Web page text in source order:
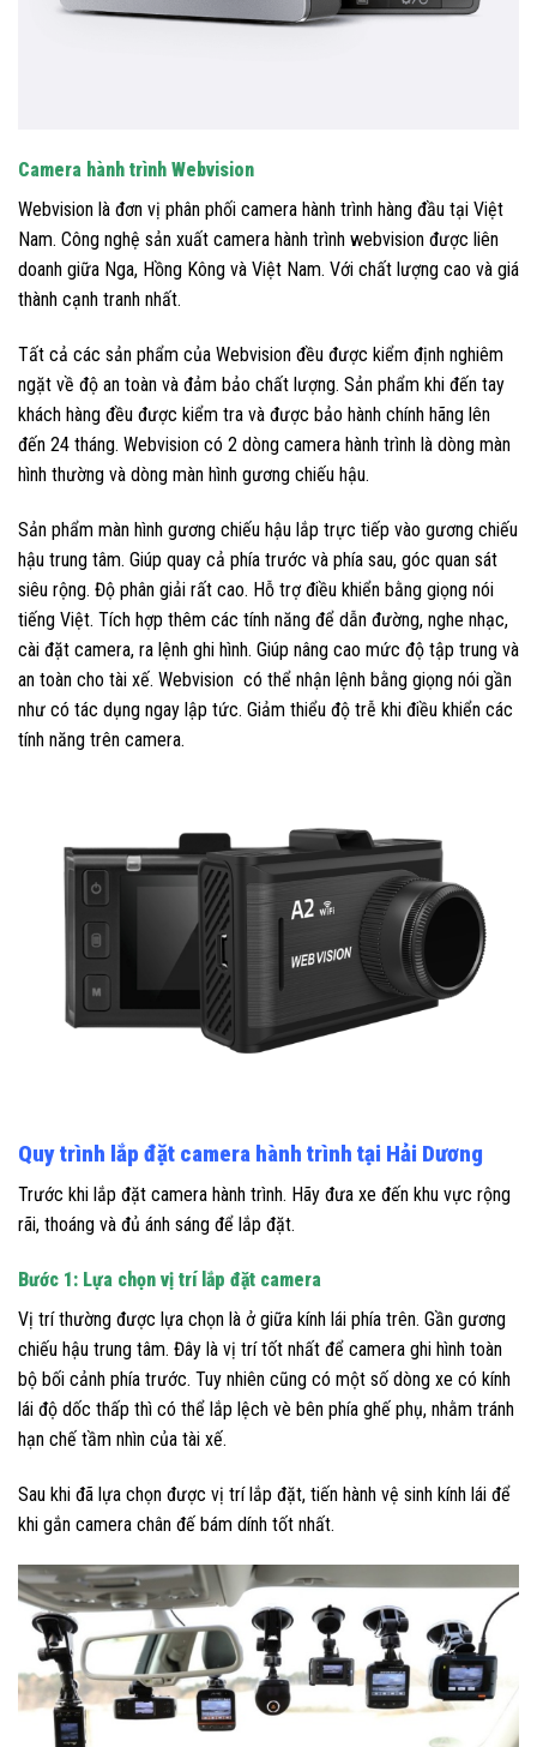
Camera hành trình Webvision
Webvision là đơn vị phân phối camera hành trình hàng đầu tại Việt
Nam. Công nghệ sản xuất camera hành trình webvision được liên
doanh giữa Nga, Hồng Kông và Việt Nam. Với chất lượng cao và giá
thành cạnh tranh nhất.
Tất cả các sản phẩm của Webvision đều được kiểm định nghiêm
ngặt về độ an toàn và đảm bảo chất lượng. Sản phẩm khi đến tay
khách hàng đều được kiểm tra và được bảo hành chính hãng lên
đến 24 tháng. Webvision có 2 dòng camera hành trình là dòng màn
hình thường và dòng màn hình gương chiếu hậu.
Sản phẩm màn hình gương chiếu hậu lắp trực tiếp vào gương chiếu
hậu trung tâm. Giúp quay cả phía trước và phía sau, góc quan sát
siêu rộng. Độ phân giải rất cao. Hỗ trợ điều khiển bằng giọng nói
tiếng Việt. Tích hợp thêm các tính năng để dẫn đường, nghe nhạc,
cài đặt camera, ra lệnh ghi hình. Giúp nâng cao mức độ tập trung và
an toàn cho tài xế. Webvision có thể nhận lệnh bằng giọng nói gần
như có tác dụng ngay lập tức. Giảm thiểu độ trễ khi điều khiển các
tính năng trên camera.
Quy trình lắp đặt camera hành trình tại Hải Dương
Trước khi lắp đặt camera hành trình. Hãy đưa xe đến khu vực rộng
rãi, thoáng và đủ ánh sáng để lắp đặt.
Bước 1: Lựa chọn vị trí lắp đặt camera
Vị trí thường được lựa chọn là ở giữa kính lái phía trên. Gần gương
chiếu hậu trung tâm. Đây là vị trí tốt nhất để camera ghi hình toàn
bộ bối cảnh phía trước. Tuy nhiên cũng có một số dòng xe có kính
lái độ dốc thấp thì có thể lắp lệch vè bên phía ghế phụ, nhằm tránh
hạn chế tầm nhìn của tài xế.
Sau khi đã lựa chọn được vị trí lắp đặt, tiến hành vệ sinh kính lái để
khi gắn camera chân đế bám dính tốt nhất.